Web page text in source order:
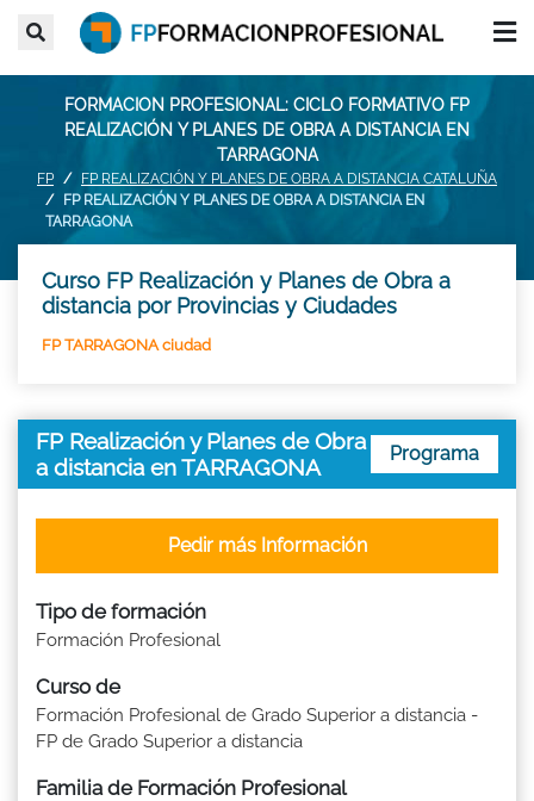
FORMACION PROFESIONAL: CICLO FORMATIVO FP
REALIZACIÓN Y PLANES DE OBRA A DISTANCIA EN
TARRAGONA
FP
FP REALIZACIÓN Y PLANES DE OBRA A DISTANCIA CATALUÑA
FP REALIZACIÓN Y PLANES DE OBRA A DISTANCIA EN
TARRAGONA
Curso FP Realización y Planes de Obra a
distancia por Provincias y Ciudades
FP TARRAGONA ciudad
FP Realización y Planes de Obra
a distancia en TARRAGONA
Programa
Tipo de formación
Formación Profesional
Curso de
Formación Profesional de Grado Superior a distancia -
FP de Grado Superior a distancia
Familia de Formación Profesional
Pedir más Información